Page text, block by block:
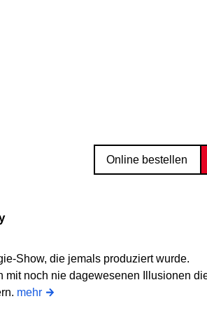
Online bestellen
Show, die jemals produziert wurde.
mit noch nie dagewesenen Illusionen
mehr